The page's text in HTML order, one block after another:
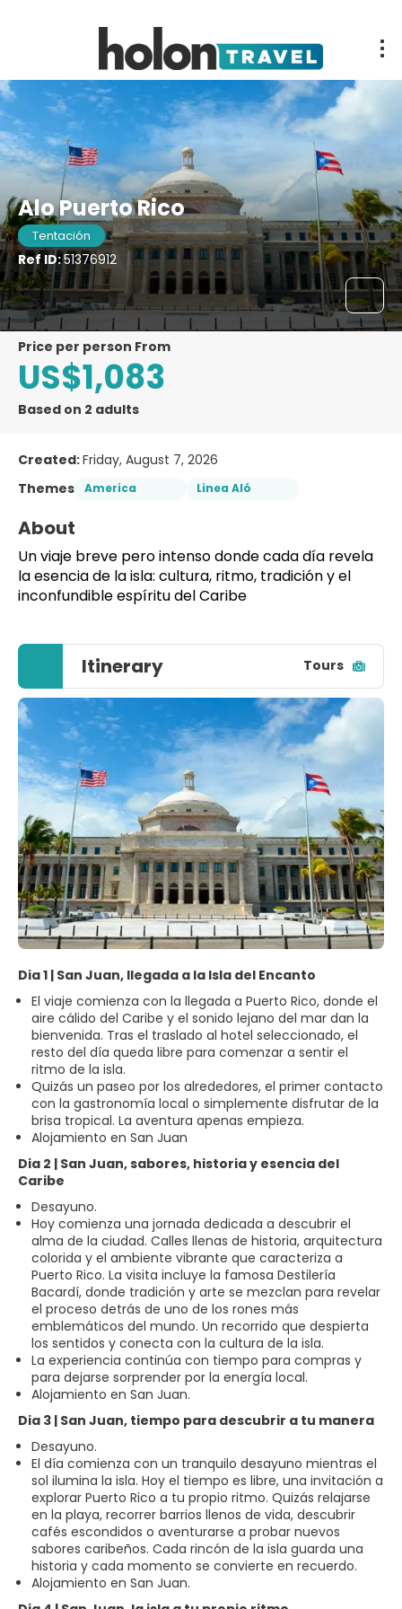
Alo Puerto Rico
Tentación
Ref ID:51376912
price per person From
US$1,083
Based on 2 adults
Created:Friday, August 7, 2026
Themes
America Linea Aló
About
Un viaje breve pero intenso donde cada día revela
la esencia de la isla: cultura, ritmo, tradición y el
inconfundible espíritu del Caribe
Itinerary Tours
Dia 1 | San Juan, llegada a la Isla del Encanto
El viaje comienza con la llegada a Puerto Rico, donde el
aire cálido del Caribe y el sonido lejano del mar dan la
bienvenida. Tras el traslado al hotel seleccionado, el
resto del día queda libre para comenzar a sentir el
ritmo de la isla.
Quizás un paseo por los alrededores, el primer contacto
con la gastronomía local o simplemente disfrutar de la
brisa tropical. La aventura apenas empieza.
Alojamiento en San Juan
Dia 2 | San Juan, sabores, historia y esencia del
Caribe
Desayuno.
Hoy comienza una jornada dedicada a descubrir el
alma de la ciudad. Calles llenas de historia, arquitectura
colorida y el ambiente vibrante que caracteriza a
Puerto Rico. La visita incluye la famosa Destilería
Bacardí, donde tradición y arte se mezclan para revelar
el proceso detrás de uno de los rones más
emblemáticos del mundo. Un recorrido que despierta
los sentidos y conecta con la cultura de la isla.
La experiencia continúa con tiempo para compras y
para dejarse sorprender por la energía local.
Alojamiento en San Juan.
Dia 3 | San Juan, tiempo para descubrir a tu manera
Desayuno.
El día comienza con un tranquilo desayuno mientras el
sol ilumina la isla. Hoy el tiempo es libre, una invitación a
explorar Puerto Rico a tu propio ritmo. Quizás relajarse
en la playa, recorrer barrios llenos de vida, descubrir
cafés escondidos o aventurarse a probar nuevos
sabores caribeños. Cada rincón de la isla guarda una
historia y cada momento se convierte en recuerdo.
Alojamiento en San Juan.